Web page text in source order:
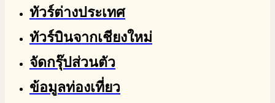
ทัวร์ต่างประเทศ
ทัวร์บินจากเชียงใหม่
จัดกรุ๊ปส่วนตัว
ข้อมูลท่องเที่ยว